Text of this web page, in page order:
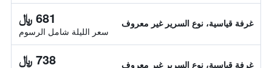
غرفة قياسية، نوع السرير غير معروف 681 ﷼
سعر الليلة شامل الرسوم
غرفة قياسية، نوع السرير غير معروف 738 ﷼